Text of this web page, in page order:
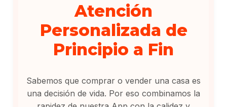
Atención
Personalizada de
Principio a Fin
Sabemos que comprar o vender una casa es
una decisión de vida. Por eso combinamos la